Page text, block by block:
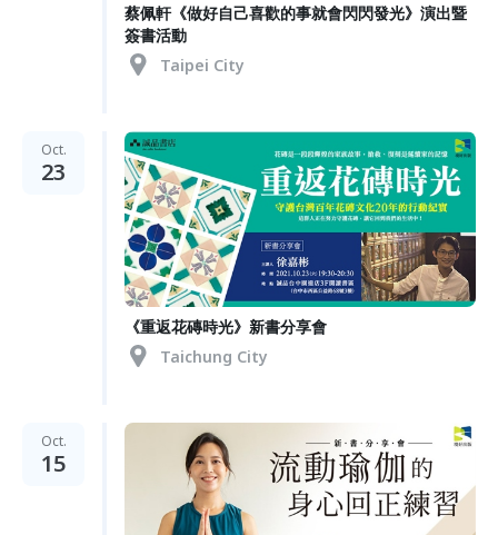
蔡佩軒《做好自己喜歡的事就會閃閃發光》演出暨
簽書活動
Taipei City
Oct.
23
《重返花磚時光》新書分享會
Taichung City
Oct.
15